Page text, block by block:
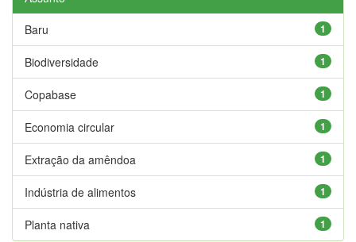
1
Baru
1
Biodiversidade
1
Copabase
1
Economia circular
1
Extração da amêndoa
1
Indústria de alimentos
1
Planta nativa